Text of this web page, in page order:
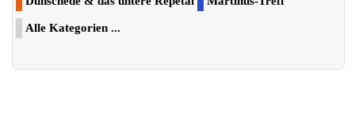
Alle Kategorien ...